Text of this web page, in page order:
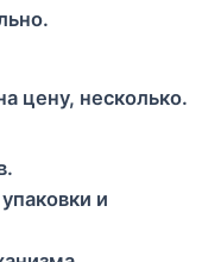
цену, несколько.
и